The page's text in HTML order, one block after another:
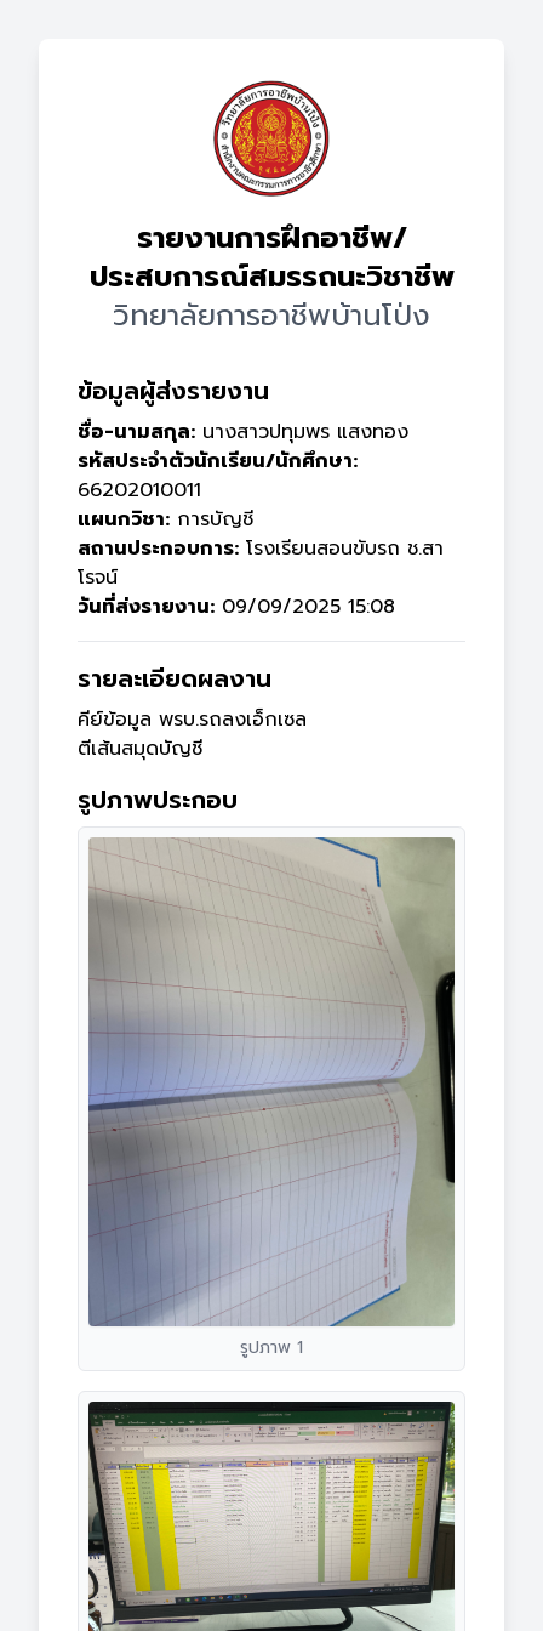
รายงานการฝึกอาชีพ/
ประสบการณ์สมรรถนะวิชาชีพ
วิทยาลัยการอาชีพบ้านโป่ง
ข้อมูลผู้ส่งรายงาน
ชื่อ-นามสกุล: นางสาวปทุมพร แสงทอง
รหัสประจำตัวนักเรียน/นักศึกษา:
66202010011
แผนกวิชา: การบัญชี
สถานประกอบการ: โรงเรียนสอนขับรถ ช.สา
โรจน์
วันที่ส่งรายงาน: 09/09/2025 15:08
รายละเอียดผลงาน
คีย์ข้อมูล พรบ.รถลงเอ็กเซล
ตีเส้นสมุดบัญชี
รูปภาพประกอบ
รูปภาพ 1